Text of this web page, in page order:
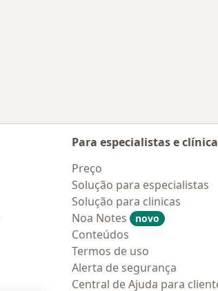
Para especialistas e
Preço
Solução para especialistas
Solução para clinicas
Noa Notes
novo
Conteúdos
Termos de uso
Alerta de segurança
Central de Ajuda para